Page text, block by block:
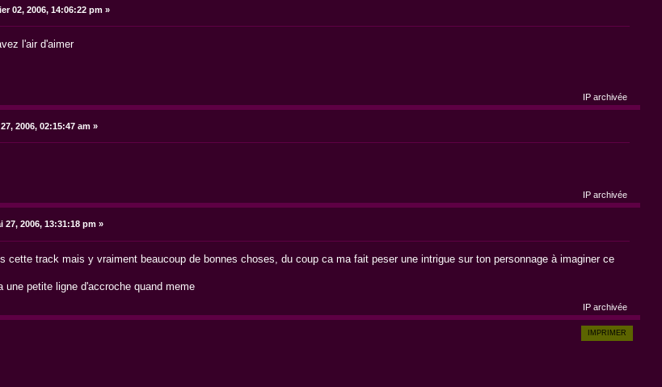
02, 2006, 14:06:22 pm »
l'air d'aimer
IP archivée
2006, 02:15:47 am »
IP archivée
27, 2006, 13:31:18 pm »
cette track mais y vraiment beaucoup de bonnes choses, du coup ca ma fait peser une intrigue sur ton personnage à imaginer ce
petite ligne d'accroche quand meme
IP archivée
IMPRIMER